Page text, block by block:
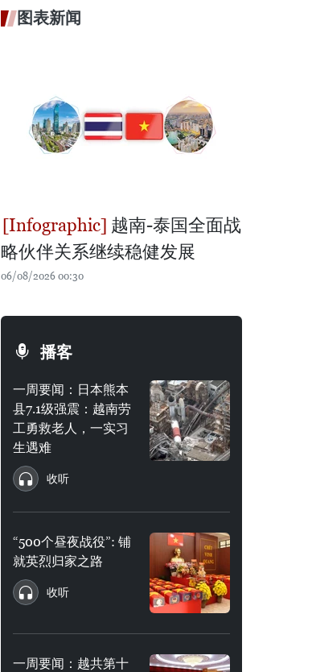
图表新闻
越南-泰国全面战
略伙伴关系继续稳健发展
06/08/2026 00:30
播客
一周要闻：日本熊本
县7.1级强震：越南劳
工勇救老人，一实习
生遇难
收听
“500个昼夜战役”: 铺
就英烈归家之路
收听
一周要闻：越共第十